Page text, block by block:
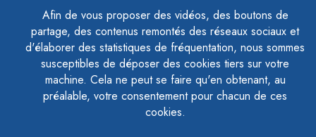
Afin de vous proposer des vidéos, des boutons de
partage, des contenus remontés des réseaux sociaux et
d'élaborer des statistiques de fréquentation, nous sommes
susceptibles de déposer des cookies tiers sur votre
machine. Cela ne peut se faire qu'en obtenant, au
préalable, votre consentement pour chacun de ces
cookies.
ACCESSIBILITÉ - PARTIELLEMENT CONFORME
PLAN DU SITE
MENTIONS LÉGALES
CONTACTER LE DÉLÉGUÉ À LA PROTECTION DES DONNÉES
GESTION DES COOKIES